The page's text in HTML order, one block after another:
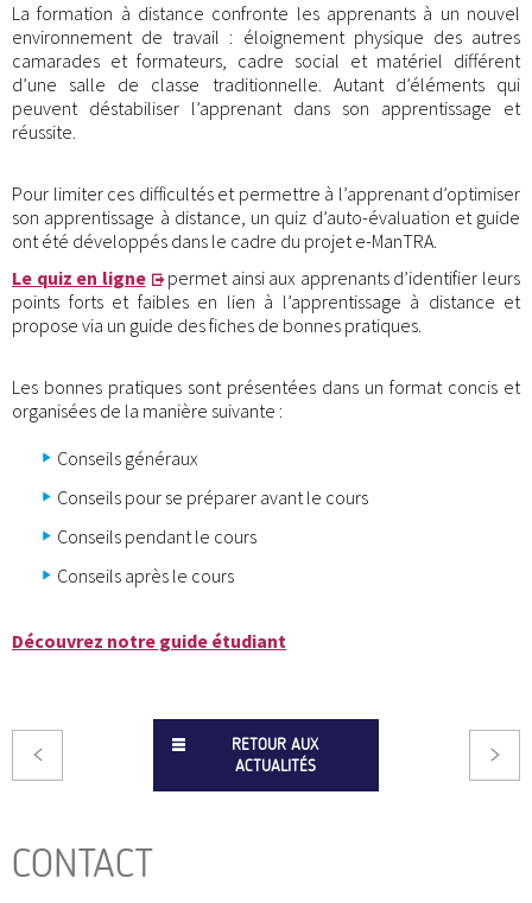
La formation à distance confronte les apprenants à un nouvel
environnement de travail : éloignement physique des autres
camarades et formateurs, cadre social et matériel différent
d’une salle de classe traditionnelle. Autant d’éléments qui
peuvent déstabiliser l’apprenant dans son apprentissage et
réussite.
Pour limiter ces difficultés et permettre à l’apprenant d’optimiser
son apprentissage à distance, un quiz d’auto-évaluation et guide
ont été développés dans le cadre du projet e-ManTRA.
Le quiz en ligne
permet ainsi aux apprenants d’identifier leurs
points forts et faibles en lien à l’apprentissage à distance et
propose via un guide des fiches de bonnes pratiques.
Les bonnes pratiques sont présentées dans un format concis et
organisées de la manière suivante :
Conseils généraux
Conseils pour se préparer avant le cours
Conseils pendant le cours
Conseils après le cours
Découvrez notre guide étudiant
RETOUR AUX
ACTUALITÉS
CONTACT